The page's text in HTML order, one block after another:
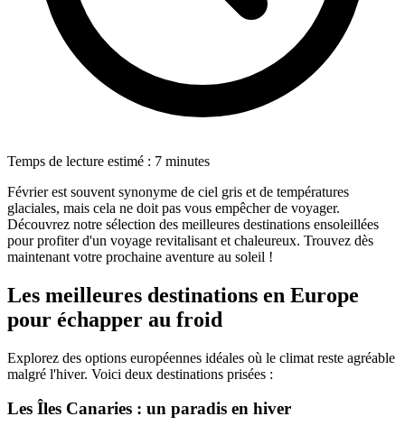
Temps de lecture estimé : 7 minutes
Février est souvent synonyme de ciel gris et de températures
glaciales, mais cela ne doit pas vous empêcher de voyager.
Découvrez notre sélection des meilleures destinations ensoleillées
pour profiter d'un voyage revitalisant et chaleureux. Trouvez dès
maintenant votre prochaine aventure au soleil !
Les meilleures destinations en Europe
pour échapper au froid
Explorez des options européennes idéales où le climat reste agréable
malgré l'hiver. Voici deux destinations prisées :
Les Îles Canaries : un paradis en hiver